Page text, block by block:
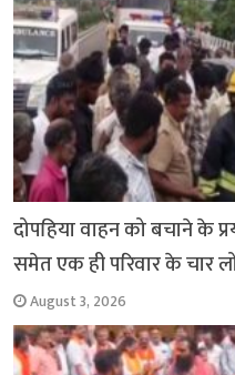
दोपहिया वाहन को बचाने के
समेत एक ही परिवार के चार
August 3, 2026